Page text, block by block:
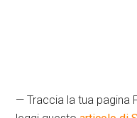
— Traccia la tua pagina